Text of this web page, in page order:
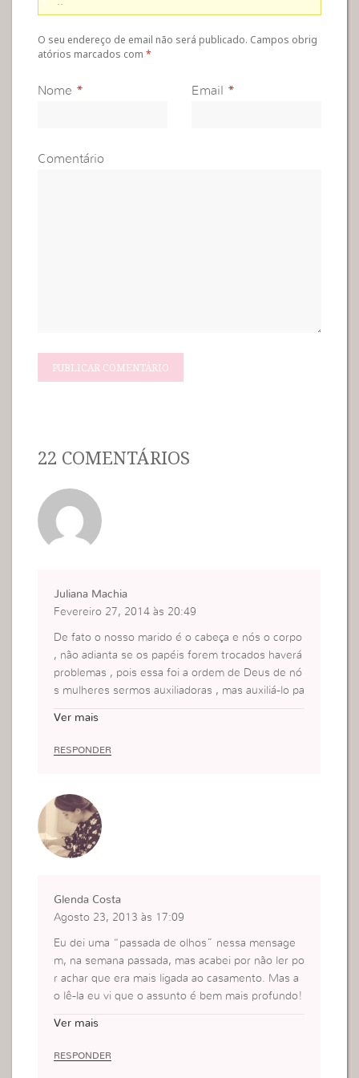
O seu endereço de email não será publicado. Campos obrig
atórios marcados com*
Nome * Email *
Comentário
22 COMENTÁRIOS
Juliana Machia
Fevereiro 27, 2014 às 20:49
De fato o nosso marido é o cabeça e nós o corpo
, não adianta se os papéis forem trocados haverá
problemas , pois essa foi a ordem de Deus de nó
s mulheres sermos auxiliadoras , mas auxiliá-lo pa
Beijinhos que Deus continue usando a Sra para n
os abençoar !
Ver mais
RESPONDER
Glenda Costa
Agosto 23, 2013 às 17:09
Eu dei uma “passada de olhos” nessa mensage
m, na semana passada, mas acabei por não ler po
r achar que era mais ligada ao casamento. Mas a
o lê-la eu vi que o assunto é bem mais profundo!
Ver mais
RESPONDER